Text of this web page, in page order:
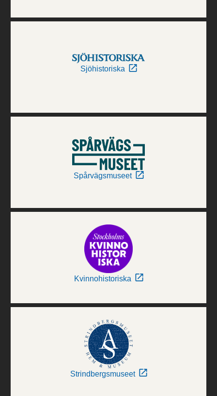
Sjöhistoriska
Spårvägsmuseet
Kvinnohistoriska
Strindbergsmuseet